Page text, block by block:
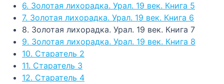
6. Золотая лихорадка. Урал. 19 век. Книга 5
7. Золотая лихорадка. Урал. 19 век. Книга 6
8. Золотая лихорадка. Урал. 19 век. Книга 7
9. Золотая лихорадка. Урал. 19 век. Книга 8
10. Старатель 2
11. Старатель 3
12. Старатель 4